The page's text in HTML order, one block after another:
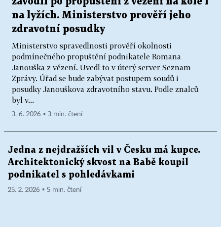
na lyžích. Ministerstvo prověří jeho
zdravotní posudky
Ministerstvo spravedlnosti prověří okolnosti
podmínečného propuštění podnikatele Romana
Janouška z vězení. Uvedl to v úterý server Seznam
Zprávy. Úřad se bude zabývat postupem soudů i
posudky Janouškova zdravotního stavu. Podle znalců
byl v...
3. 6. 2026 ▪ 3 min. čtení
Jedna z nejdražších vil v Česku má kupce.
Architektonický skvost na Babě koupil
podnikatel s pohledávkami
25. 2. 2026 ▪ 5 min. čtení